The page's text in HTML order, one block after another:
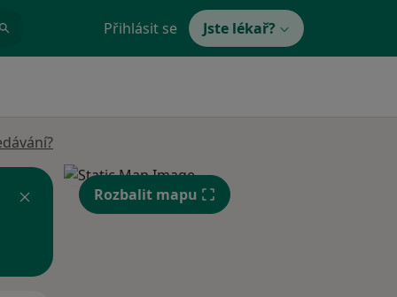
Přihlásit se Jste lékař?
Rozbalit mapu